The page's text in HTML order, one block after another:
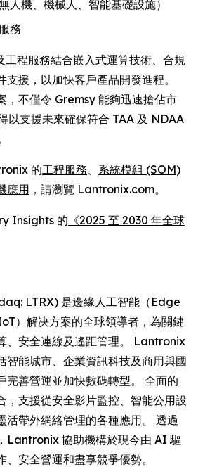
人機、機械人、智能基礎設施）
務
程服務結合嵌入式運算技術、合規
援，以加快客戶產品開發進程。
，不僅令 Gremsy 能夠迅速搶佔市
以支援未來確保符合 TAA 及 NDAA
的工程服務
系統模組 (SOM)
應用 ，請瀏覽 Lantronix.com。
Insights 的 《2025 至 2030 年全球
LTRX) 是邊緣人工智能（Edge
）解决方案的全球領導者，為關鍵
、安全連線及遙距管理。 Lantronix
智能城市、企業資訊科技及商用與國
完善營運並加快數碼轉型。 全面的
，支援從安全影片監控、智能公用設
活帶外網絡管理的各種應用。 透過
Lantronix 協助機構於現今由 AI 驅
安全營運和盡享競爭優勢。